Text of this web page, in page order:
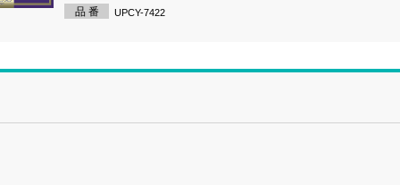
品 番 UPCY-7422